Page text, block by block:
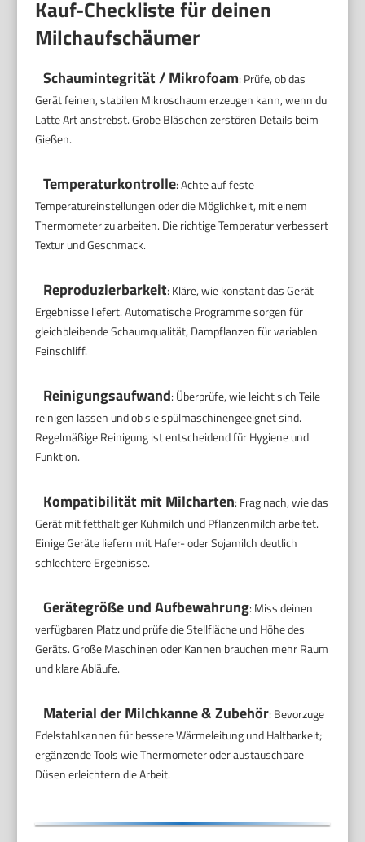
Kauf-Checkliste für deinen
Milchaufschäumer
Schaumintegrität / Mikrofoam: Prüfe, ob das
Gerät feinen, stabilen Mikroschaum erzeugen kann, wenn du
Latte Art anstrebst. Grobe Bläschen zerstören Details beim
Gießen.
Temperaturkontrolle: Achte auf feste
Temperatureinstellungen oder die Möglichkeit, mit einem
Thermometer zu arbeiten. Die richtige Temperatur verbessert
Textur und Geschmack.
Reproduzierbarkeit: Kläre, wie konstant das Gerät
Ergebnisse liefert. Automatische Programme sorgen für
gleichbleibende Schaumqualität, Dampflanzen für variablen
Feinschliff.
Reinigungsaufwand: Überprüfe, wie leicht sich Teile
reinigen lassen und ob sie spülmaschinengeeignet sind.
Regelmäßige Reinigung ist entscheidend für Hygiene und
Funktion.
Kompatibilität mit Milcharten: Frag nach, wie das
Gerät mit fetthaltiger Kuhmilch und Pflanzenmilch arbeitet.
Einige Geräte liefern mit Hafer- oder Sojamilch deutlich
schlechtere Ergebnisse.
Gerätegröße und Aufbewahrung: Miss deinen
verfügbaren Platz und prüfe die Stellfläche und Höhe des
Geräts. Große Maschinen oder Kannen brauchen mehr Raum
und klare Abläufe.
Material der Milchkanne & Zubehör: Bevorzuge
Edelstahlkannen für bessere Wärmeleitung und Haltbarkeit;
ergänzende Tools wie Thermometer oder austauschbare
Düsen erleichtern die Arbeit.